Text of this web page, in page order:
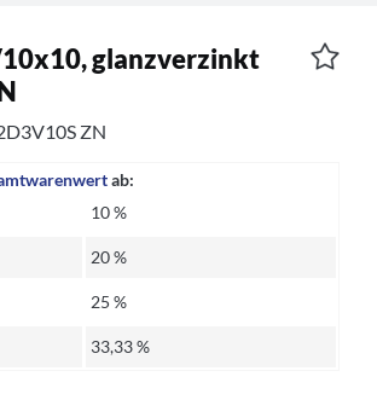
glanzverzinkt
ZN
ab:
10 %
20 %
25 %
33,33 %